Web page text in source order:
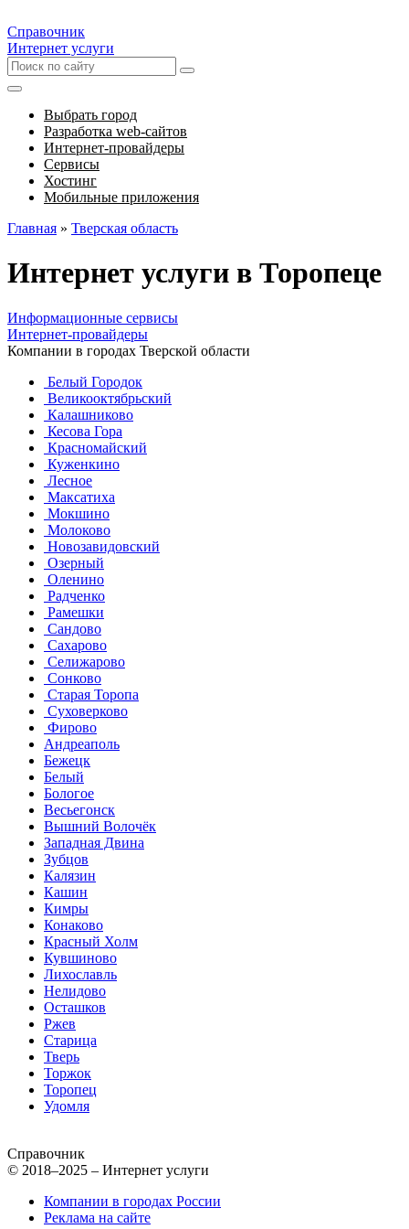
Справочник
Интернет услуги
Выбрать город
Разработка web-сайтов
Интернет-провайдеры
Сервисы
Хостинг
Мобильные приложения
Главная » Тверская область
Интернет услуги в Торопеце
Информационные сервисы
Интернет-провайдеры
Компании в городах Тверской области
Белый Городок
Великооктябрьский
Калашниково
Кесова Гора
Красномайский
Куженкино
Лесное
Максатиха
Мокшино
Молоково
Новозавидовский
Озерный
Оленино
Радченко
Рамешки
Сандово
Сахарово
Селижарово
Сонково
Старая Торопа
Суховерково
Фирово
Андреаполь
Бежецк
Белый
Бологое
Весьегонск
Вышний Волочёк
Западная Двина
Зубцов
Калязин
Кашин
Кимры
Конаково
Красный Холм
Кувшиново
Лихославль
Нелидово
Осташков
Ржев
Старица
Тверь
Торжок
Торопец
Удомля
Справочник
© 2018–2025 – Интернет услуги
Компании в городах России
Реклама на сайте